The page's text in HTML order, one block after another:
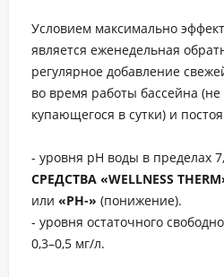
Условием максимально
является еженедельная
регулярное добавление
во время работы бассейна
купающегося в сутки) и
- уровня рН воды в пределах
СРЕДСТВА «WELLNESS
или «РН-» (понижение).
- уровня остаточного
0,3–0,5 мг/л.